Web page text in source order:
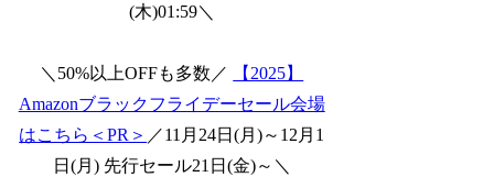
(木)01:59＼
＼50%以上OFFも多数／
【2025】
Amazonブラックフライデーセール会場
はこちら＜PR＞ ／11月24日(月)～12月1
日(月) 先行セール21日(金)～＼